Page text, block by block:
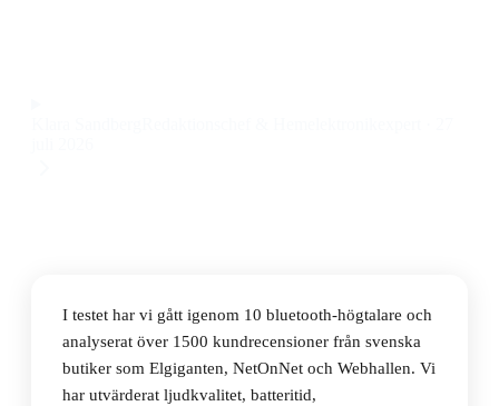
I testet har vi gått igenom 10 bluetooth-högtalare och
analyserat över 1500 kundrecensioner från svenska
butiker som Elgiganten, NetOnNet och Webhallen. Vi
har utvärderat ljudkvalitet, batteritid,